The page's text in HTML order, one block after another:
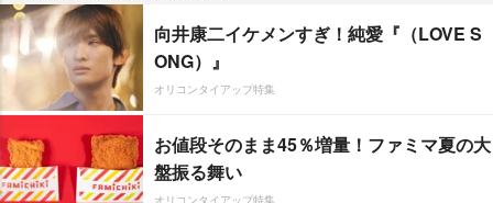
向井康二イケメンすぎ！純愛『（LOVE S
ONG）』
オリコンタイアップ特集
お値段そのまま45％増量！ファミマ夏の大
盤振る舞い
オリコンタイアップ特集